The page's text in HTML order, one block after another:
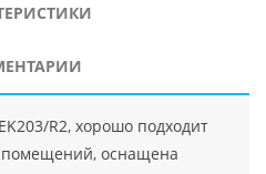
R2, хорошо подходит
оснащена